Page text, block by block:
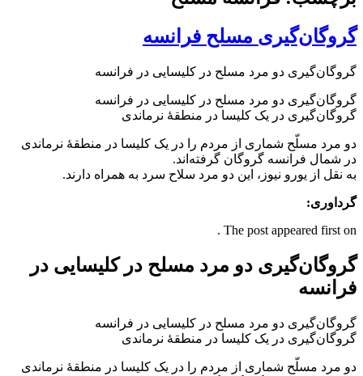
گروگان‌گیری مسلح فرانسه
گروگان‌گیری دو مرد مسلح در کلیسایی در فرانسه
گروگان‌گیری دو مرد مسلح در کلیسایی در فرانسه
گروگان‌گیری در یک کلیسا در منطقۀ نرماندی
دو مرد مسلّح شماری از مردم را در یک کلیسا در منطقۀ نرماندی
در شمال فرانسه گروگان گرفته‌اند.
به نقل از یورو نیوز، این دو مرد سلاح سرد به همراه دارند.
گرداوری:
The post appeared first on .
گروگان‌گیری دو مرد مسلح در کلیسایی در
فرانسه
گروگان‌گیری دو مرد مسلح در کلیسایی در فرانسه
گروگان‌گیری در یک کلیسا در منطقۀ نرماندی
دو مرد مسلّح شماری از مردم را در یک کلیسا در منطقۀ نرماندی